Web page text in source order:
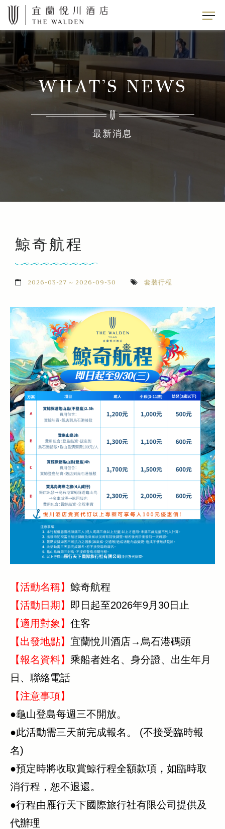
WHAT'S NEWS
最新消息
鯨奇航程
2026-03-27 ~ 2026-09-30 套裝行程
【活動名稱】 鯨奇航程
【活動日期】 即日起至2026年9月30日止
【適用對象】 住客
【出發地點】 宜蘭悅川酒店→烏石港碼頭
【報名資料】 乘船者姓名、身分證、出生年月
日、聯絡電話
【注意事項】
●龜山登島每週三不開放。
●此活動需三天前完成報名。 ​​(不接受臨時報
名)
●預定時將收取賞鯨行程全額款項，如臨時取
消行程，恕不退還。
●行程由雁行天下國際旅行社有限公司提供及
代辦理